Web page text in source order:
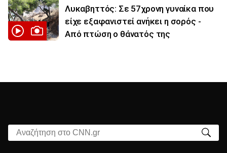
Λυκαβηττός: Σε 57χρονη γυναίκα που
είχε εξαφανιστεί ανήκει η σορός -
Από πτώση ο θάνατός της
Αναζήτηση στο CNN.gr